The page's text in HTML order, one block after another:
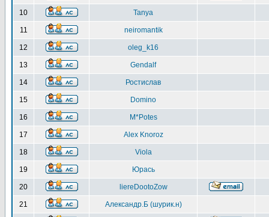
10 Tanya
11 neiromantik
12 oleg_k16
13 Gendalf
14 Ростислав
15 Domino
16 M*Potes
17 Alex Knoroz
18 Viola
19 Юрась
20 liereDootoZow
21 Александр.Б (шурик.н)